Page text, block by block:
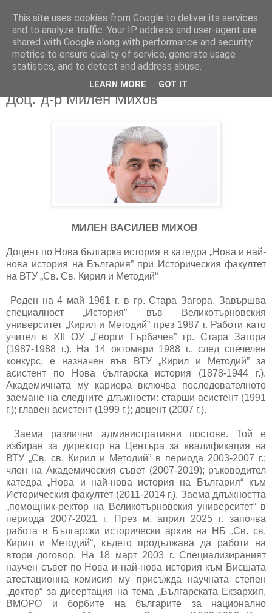
Доц. д-р Милен Михов
МИЛЕН ВАСИЛЕВ МИХОВ
Доцент по Нова българка история в катедра „Нова и най-
нова история на България” при Историческия факултет
на ВТУ „Св. Св. Кирил и Методий“
Роден на 4 май 1961 г. в гр. Стара Загора. Завършва
специалност „История” във Великотърновския
университет „Кирил и Методий” през 1987 г. Работи като
учител в ХII ОУ „Георги Гърбачев” гр. Стара Загора
(1987-1988 г.). На 14 октомври 1988 г., след спечелен
конкурс, е назначен във ВТУ „Кирил и Методий” за
асистент по Нова българска история (1878-1944 г.).
Академичната му кариера включва последователното
заемане на следните длъжности: старши асистент (1991
г.); главен асистент (1999 г.); доцент (2007 г.).
Заема различни административни постове. Той е
избиран за директор на Центъра за квалификация на
ВТУ „Св. св. Кирил и Методий” в периода 2003-2007 г.;
член на Академическия съвет (2007-2019); ръководител
катедра „Нова и най-нова история на България“ към
Историческия факултет (2011-2014 г.). Заема длъжността
„помощник-ректор на Великотърновския университет“ в
периода 2007-2021 г. През м. април 2025 г. започва
работа в Български исторически архив на НБ „Св. св.
Кирил и Методий“, където продължава да работи на
втори договор. На 18 март 2003 г. Специализираният
научен съвет по Нова и най-нова история към Висшата
атестационна комисия му присъжда научната степен
„доктор“ за дисертация на тема „Българската Екзархия,
ВМОРО и борбите на българите за национално
This site uses cookies from Google to deliver its services
and to analyze traffic. Your IP address and user-agent are
shared with Google along with performance and security
metrics to ensure quality of service, generate usage
statistics, and to detect and address abuse.
LEARN MORE GOT IT